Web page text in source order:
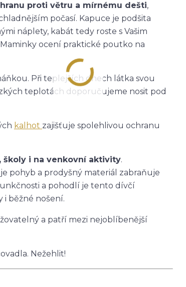
proti větru a mírnému dešti,
počasí. Kapuce je podšita
náplety, kabát tedy roste s Vašim
ocení praktické poutko na
Při teplejších dnech látka svou
teplotách doporučujeme nosit pod
kalhot zajišťuje spolehlivou ochranu
školy i na venkovní aktivity.
pohyb a prodyšný materiál zabraňuje
a pohodlí je tento dívčí
i běžné nošení.
a patří mezi nejoblíbenější
Nežehlit!